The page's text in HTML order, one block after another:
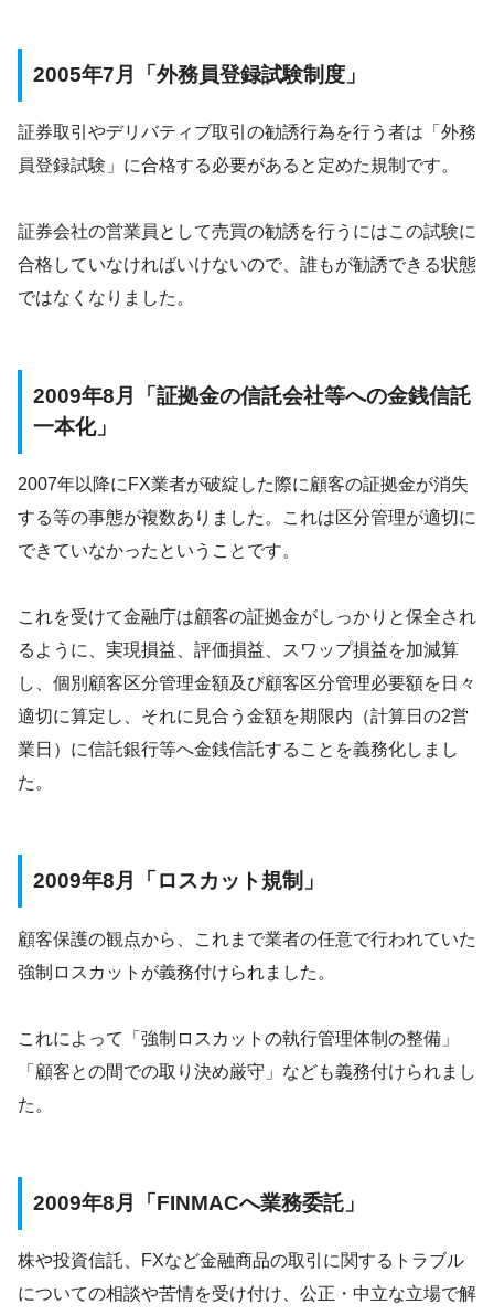
2005年7月「外務員登録試験制度」
証券取引やデリバティブ取引の勧誘行為を行う者は「外務
員登録試験」に合格する必要があると定めた規制です。
証券会社の営業員として売買の勧誘を行うにはこの試験に
合格していなければいけないので、誰もが勧誘できる状態
ではなくなりました。
2009年8月「証拠金の信託会社等への金銭信託
一本化」
2007年以降にFX業者が破綻した際に顧客の証拠金が消失
する等の事態が複数ありました。これは区分管理が適切に
できていなかったということです。
これを受けて金融庁は顧客の証拠金がしっかりと保全され
るように、実現損益、評価損益、スワップ損益を加減算
し、個別顧客区分管理金額及び顧客区分管理必要額を日々
適切に算定し、それに見合う金額を期限内（計算日の2営
業日）に信託銀行等へ金銭信託することを義務化しまし
た。
2009年8月「ロスカット規制」
顧客保護の観点から、これまで業者の任意で行われていた
強制ロスカットが義務付けられました。
これによって「強制ロスカットの執行管理体制の整備」
「顧客との間での取り決め厳守」なども義務付けられまし
た。
2009年8月「FINMACへ業務委託」
株や投資信託、FXなど金融商品の取引に関するトラブル
についての相談や苦情を受け付け、公正・中立な立場で解